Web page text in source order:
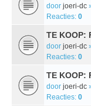
door joeri-dc
Reacties: 0
TE KOOP:
door joeri-dc
Reacties: 0
TE KOOP:
door joeri-dc
Reacties: 0